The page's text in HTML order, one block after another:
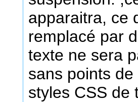
apparaitra, ce
remplacé par
texte ne sera
sans points
styles CSS de